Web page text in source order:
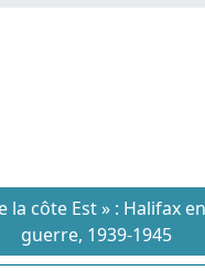
la côte Est » : Halifax
guerre, 1939-1945